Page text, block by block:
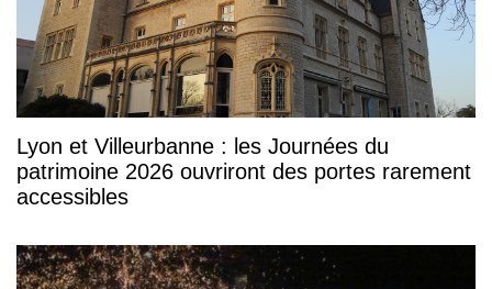
Lyon et Villeurbanne : les Journées du
patrimoine 2026 ouvriront des portes rarement
accessibles